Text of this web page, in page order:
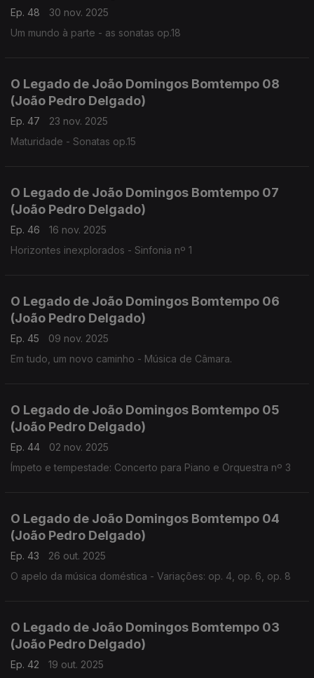
Ep. 48
30 nov. 2025
Um mundo à parte - as sonatas op.18
O Legado de João Domingos Bomtempo 08
(João Pedro Delgado)
Ep. 47
23 nov. 2025
Maturidade - Sonatas op.15
O Legado de João Domingos Bomtempo 07
(João Pedro Delgado)
Ep. 46
16 nov. 2025
Horizontes inexplorados - Sinfonia nº 1
O Legado de João Domingos Bomtempo 06
(João Pedro Delgado)
Ep. 45
09 nov. 2025
Em tudo, um novo caminho - Música de Câmara.
O Legado de João Domingos Bomtempo 05
(João Pedro Delgado)
Ep. 44
02 nov. 2025
Ímpeto e tempestade: Concerto para Piano e Orquestra nº 3
O Legado de João Domingos Bomtempo 04
(João Pedro Delgado)
Ep. 43
26 out. 2025
O apelo da música doméstica - Variações: op. 4, op. 6, op. 8
O Legado de João Domingos Bomtempo 03
(João Pedro Delgado)
Ep. 42
19 out. 2025